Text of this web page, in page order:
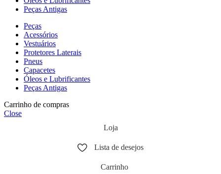
Peças Antigas
Peças
Acessórios
Vestuários
Protetores Laterais
Pneus
Capacetes
Óleos e Lubrificantes
Peças Antigas
Carrinho de compras
Close
Loja
Lista de desejos
Carrinho